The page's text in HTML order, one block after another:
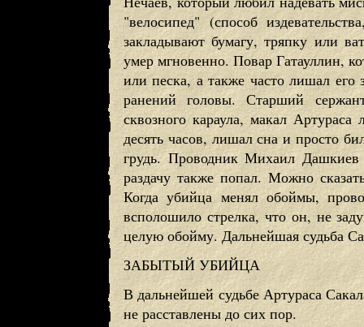
"велосипед" (способ
закладывают бумагу, тряпку или
умер мгновенно. Повар Гатауллин,
или песка, а также часто лишал его
ранений головы. Старший
сквозного караула, макал
десять часов, лишал сна и просто
грудь. Проводник Михаил
раздачу также попал. Можно
Когда убийца менял обоймы,
всполошило стрелка, что он, не
целую обойму. Дальнейшая судьба
ЗАБЫТЫЙ УБИЙЦА
В дальнейшей судьбе Артураса
не расставлены до сих пор.